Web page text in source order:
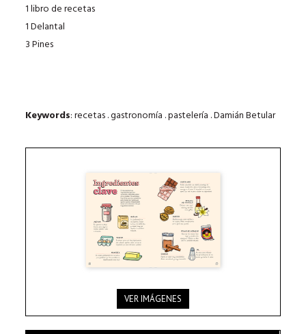
1 libro de recetas
1 Delantal
3 Pines
Keywords: recetas . gastronomía . pastelería . Damián Betular
VER IMÁGENES